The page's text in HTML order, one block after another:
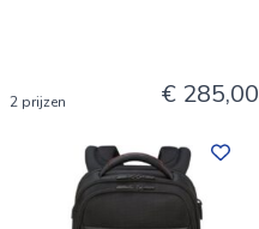
2 prijzen € 285,00